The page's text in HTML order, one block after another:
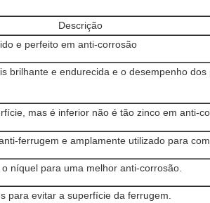
Descrição
e perfeito em anti-corrosão
brilhante e endurecida e o desempenho dos
mas é inferior não é tão zinco em anti-
ferrugem e amplamente utilizado para
níquel para uma melhor anti-corrosão.
para evitar a superfície da ferrugem.